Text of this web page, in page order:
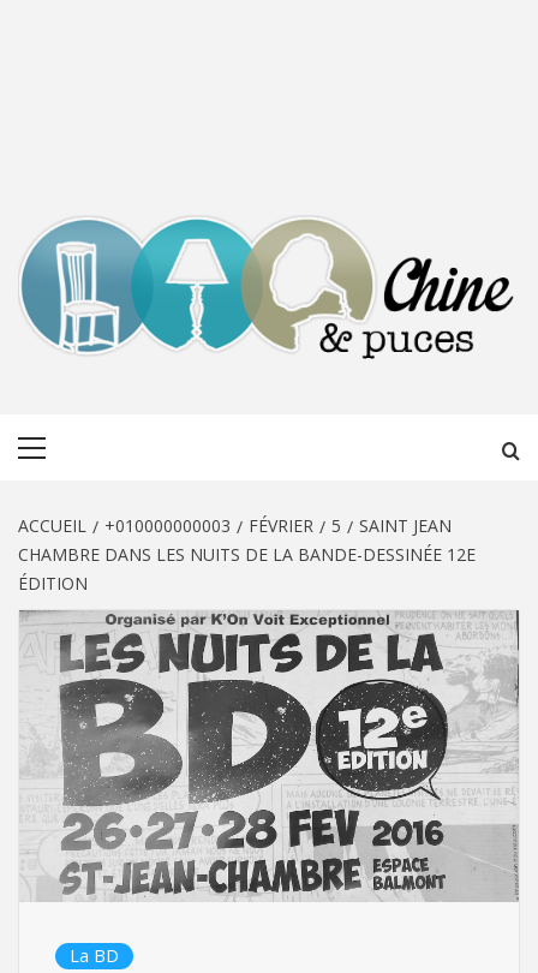
ACCUEIL +010000000003 FÉVRIER 5
SAINT JEAN
CHAMBRE DANS LES NUITS DE LA BANDE-DESSINÉE 12E
ÉDITION
La BD